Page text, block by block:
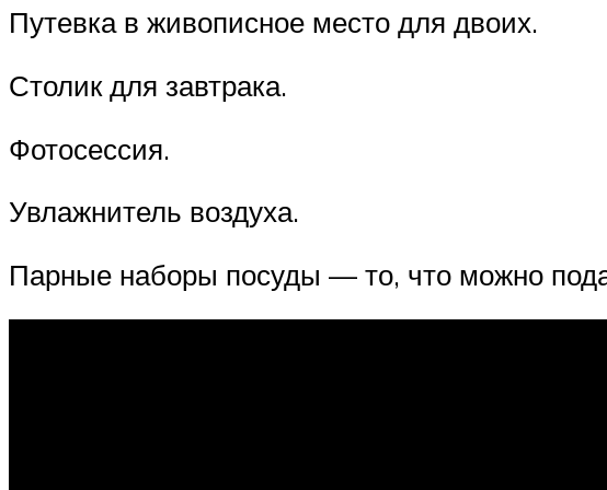
Путевка в живописное место для двоих.
Столик для завтрака.
Фотосессия.
Увлажнитель воздуха.
Парные наборы посуды — то, что можно